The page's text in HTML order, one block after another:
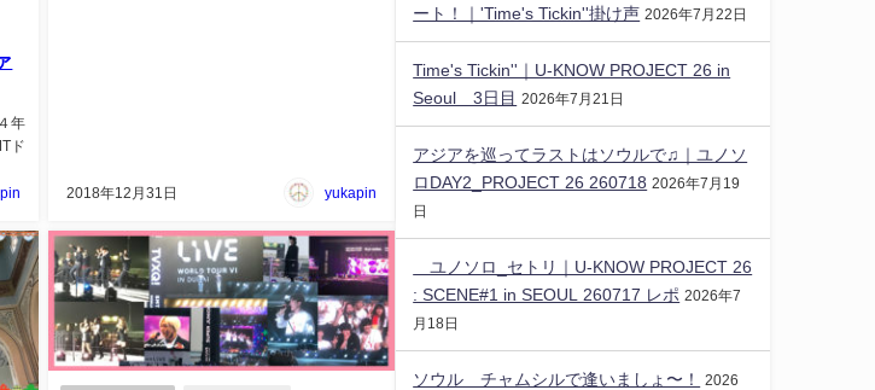
年
ド
2018年12月31日 yukapin
ート！｜'Time's Tickin''掛け声 2026年7月22日
Time's Tickin''｜U-KNOW PROJECT 26 in
Seoul 3日目 2026年7月21日
アジアを巡ってラストはソウルで♫｜ユノソ
ロDAY2_PROJECT 26 260718 2026年7月19
日
ユノソロ_セトリ｜U-KNOW PROJECT 26
: SCENE#1 in SEOUL 260717 レポ 2026年7
月18日
ソウル チャムシルで逢いましょ〜！
2026